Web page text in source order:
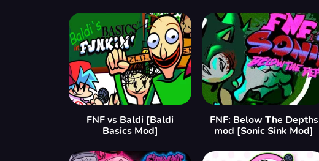
FNF vs Baldi [Baldi
Basics Mod]
FNF: Below The Depths
mod [Sonic Sink Mod]